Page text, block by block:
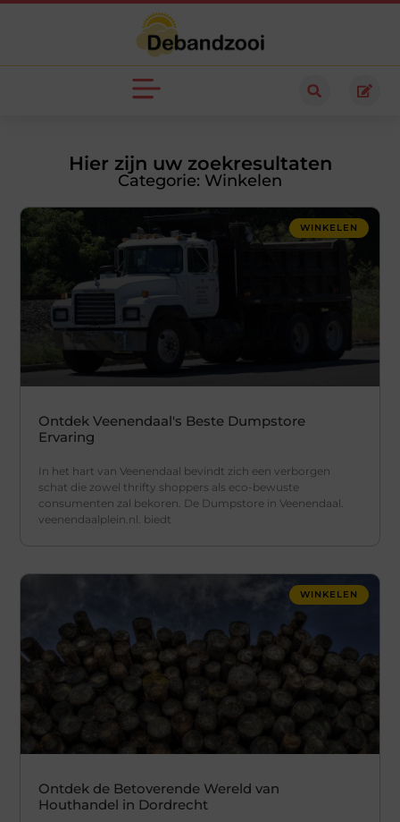
Hier zijn uw zoekresultaten
Categorie: Winkelen
WINKELEN
Ontdek Veenendaal's Beste Dumpstore
Ervaring
In het hart van Veenendaal bevindt zich een verborgen
schat die zowel thrifty shoppers als eco-bewuste
consumenten zal bekoren. De Dumpstore in Veenendaal.
veenendaalplein.nl. biedt
WINKELEN
Ontdek de Betoverende Wereld van
Houthandel in Dordrecht